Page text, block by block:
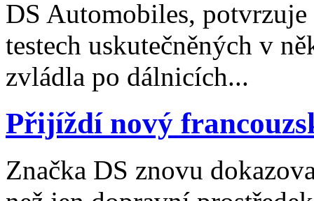
DS Automobiles,
testech uskutečněných v
zvládla po dálnicích...
Přijíždí nový
Značka DS znovu